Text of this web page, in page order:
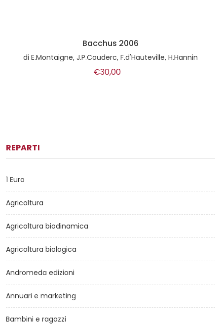
Bacchus 2006
di E.Montaigne, J.P.Couderc, F.d'Hauteville, H.Hannin
€30,00
REPARTI
1 Euro
Agricoltura
Agricoltura biodinamica
Agricoltura biologica
Andromeda edizioni
Annuari e marketing
Bambini e ragazzi